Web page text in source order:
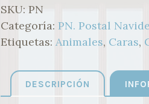
SKU: PN
Categoría: PN. Postal
Etiquetas: Animales, Caras,
DESCRIPCIÓN